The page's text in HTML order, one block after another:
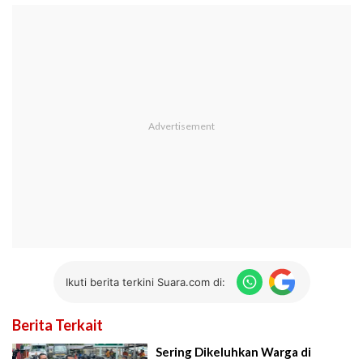
Ikuti berita terkini Suara.com di:
Berita Terkait
Sering Dikeluhkan Warga di